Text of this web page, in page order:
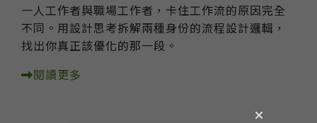
一人工作者與職場工作者，卡住工作流的原因完全
不同。用設計思考拆解兩種身份的流程設計邏輯，
找出你真正該優化的那一段。
閱讀更多